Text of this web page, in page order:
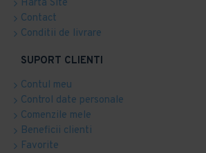
Harta Site
Contact
Conditii de livrare
SUPORT CLIENTI
Contul meu
Control date personale
Comenzile mele
Beneficii clienti
Favorite